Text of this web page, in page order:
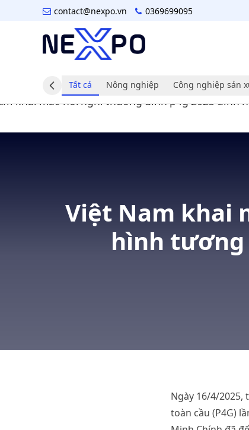
contact@nexpo.vn 0369699095
Tất cả Nông nghiệp Công nghiệp sản
Việt Nam khai
hình
Ngày 16/4/
toàn cầu (P4G)